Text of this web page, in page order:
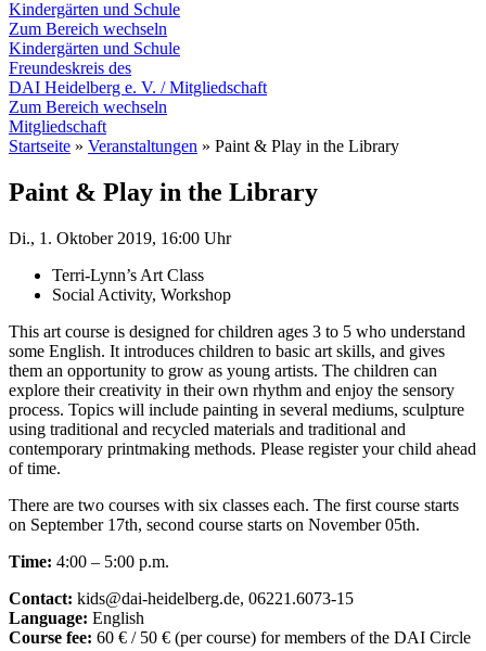
Kindergärten und Schule
Zum Bereich wechseln
Kindergärten und Schule
Freundeskreis des
DAI Heidelberg e. V. / Mitgliedschaft
Zum Bereich wechseln
Mitgliedschaft
Startseite » Veranstaltungen » Paint & Play in the Library
Paint & Play in the Library
Di., 1. Oktober 2019, 16:00 Uhr
Terri-Lynn’s Art Class
Social Activity, Workshop
This art course is designed for children ages 3 to 5 who understand
some English. It introduces children to basic art skills, and gives
them an opportunity to grow as young artists. The children can
explore their creativity in their own rhythm and enjoy the sensory
process. Topics will include painting in several mediums, sculpture
using traditional and recycled materials and traditional and
contemporary printmaking methods. Please register your child ahead
of time.
There are two courses with six classes each. The first course starts
on September 17th, second course starts on November 05th.
Time: 4:00 – 5:00 p.m.
Contact: kids@dai-heidelberg.de, 06221.6073-15
Language: English
Course fee: 60 € / 50 € (per course) for members of the DAI Circle